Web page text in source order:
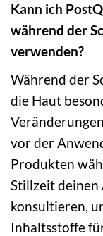
Kann ich
während der
verwenden?
Während der
die Haut
vor der
Produkten
Stillzeit deinen
konsultieren,
Inhaltsstoffe